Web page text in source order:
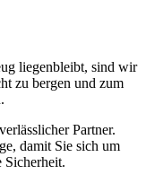
liegenbleibt, sind wir
zu bergen und zum
Partner.
damit Sie sich um
Sicherheit.